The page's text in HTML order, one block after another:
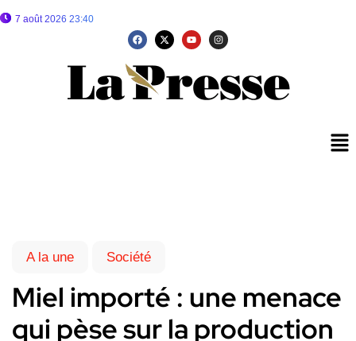
7 août 2026 23:40
A la une Société
Miel importé : une menace
qui pèse sur la production